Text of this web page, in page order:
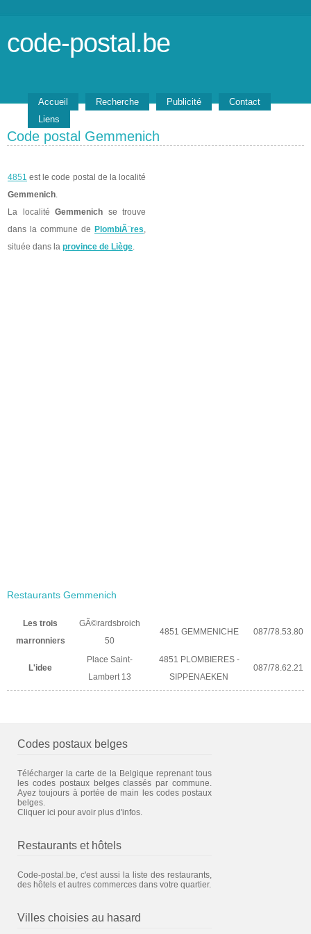
code-postal.be
Accueil Recherche Publicité
Contact
Liens
Code postal Gemmenich
4851 est le code postal de la localité
Gemmenich.
La localité Gemmenich se trouve
dans la commune de PlombiÃ¨res,
située dans la province de Liège.
Restaurants Gemmenich
Les trois
marronniers
GÃ©rardsbroich
50
4851 GEMMENICHE 087/78.53.80
L'idee
Place Saint-
Lambert 13
4851 PLOMBIERES -
SIPPENAEKEN
087/78.62.21
Codes postaux belges
Télécharger la carte de la Belgique reprenant tous
les codes postaux belges classés par commune.
Ayez toujours à portée de main les codes postaux
belges.
Cliquer ici pour avoir plus d'infos.
Restaurants et hôtels
Code-postal.be, c'est aussi la liste des restaurants,
des hôtels et autres commerces dans votre quartier.
Villes choisies au hasard